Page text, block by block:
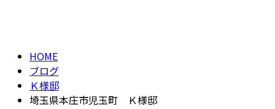
HOME
ブログ
Ｋ様邸
埼玉県本庄市児玉町 Ｋ様邸